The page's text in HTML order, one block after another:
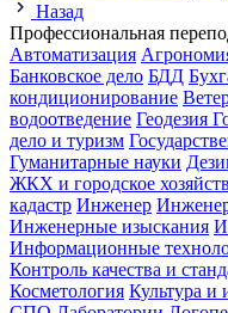
Назад
Профессиональная
Автоматизация
Банковское дело БДД
кондиционирование
водоотведение Геодезия
дело и туризм
Гуманитарные науки
ЖКХ и городское
кадастр Инженер
Инженерные изыскания
Информационные
Контроль качества и
Косметология Культура и